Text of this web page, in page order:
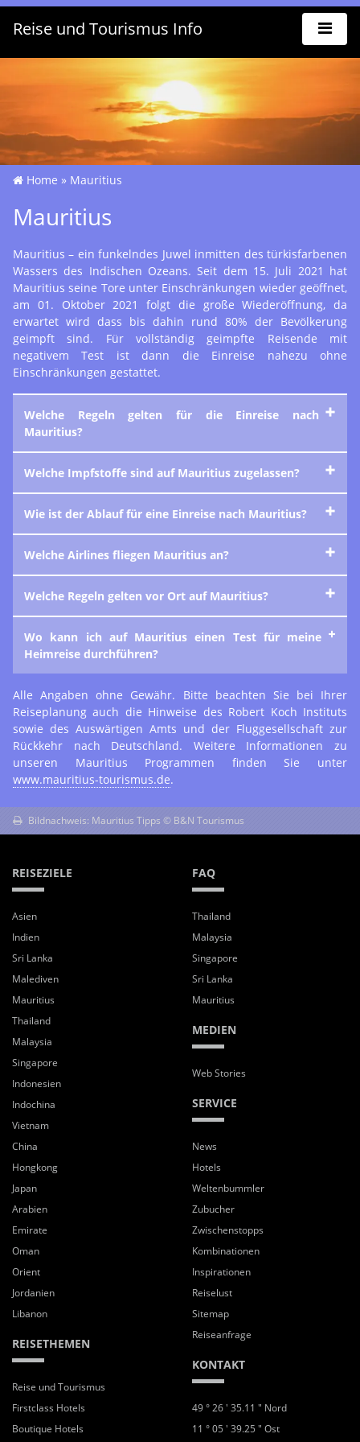
Reise und Tourismus Info
Home » Mauritius
Mauritius
Mauritius – ein funkelndes Juwel inmitten des türkisfarbenen
Wassers des Indischen Ozeans. Seit dem 15. Juli 2021 hat
Mauritius seine Tore unter Einschränkungen wieder geöffnet,
am 01. Oktober 2021 folgt die große Wiederöffnung, da
erwartet wird dass bis dahin rund 80% der Bevölkerung
geimpft sind. Für vollständig geimpfte Reisende mit
negativem Test ist dann die Einreise nahezu ohne
Einschränkungen gestattet.
Welche Regeln gelten für die Einreise nach
Mauritius?
Welche Impfstoffe sind auf Mauritius zugelassen?
Wie ist der Ablauf für eine Einreise nach Mauritius?
Welche Airlines fliegen Mauritius an?
Welche Regeln gelten vor Ort auf Mauritius?
Wo kann ich auf Mauritius einen Test für meine
Heimreise durchführen?
Alle Angaben ohne Gewähr. Bitte beachten Sie bei Ihrer
Reiseplanung auch die Hinweise des Robert Koch Instituts
sowie des Auswärtigen Amts und der Fluggesellschaft zur
Rückkehr nach Deutschland. Weitere Informationen zu
unseren Mauritius Programmen finden Sie unter
www.mauritius-tourismus.de.
Bildnachweis: Mauritius Tipps © B&N Tourismus
REISEZIELE
Asien
Indien
Sri Lanka
Malediven
Mauritius
Thailand
Malaysia
Singapore
Indonesien
Indochina
Vietnam
China
Hongkong
Japan
Arabien
Emirate
Oman
Orient
Jordanien
Libanon
REISETHEMEN
Reise und Tourismus
Firstclass Hotels
Boutique Hotels
FAQ
Thailand
Malaysia
Singapore
Sri Lanka
Mauritius
MEDIEN
Web Stories
SERVICE
News
Hotels
Weltenbummler
Zubucher
Zwischenstopps
Kombinationen
Inspirationen
Reiselust
Sitemap
Reiseanfrage
KONTAKT
49 ° 26 ' 35.11 " Nord
11 ° 05 ' 39.25 " Ost